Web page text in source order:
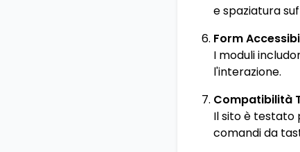
e spaziatura
Form
I moduli
l'interazione.
Compatibilità
Il sito è testato
comandi da